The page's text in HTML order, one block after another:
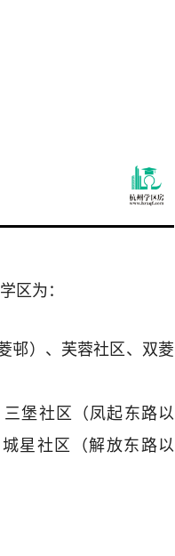
区为：
邨）、芙蓉社区、双菱
堡社区（凤起东路以
星社区（解放东路以